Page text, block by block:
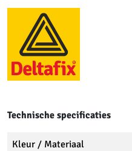
Technische specificaties
Kleur / Materiaal